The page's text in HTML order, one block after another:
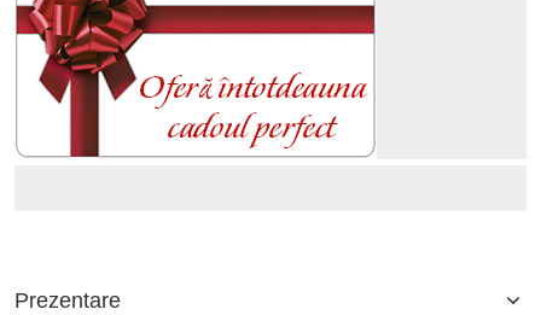
Prezentare